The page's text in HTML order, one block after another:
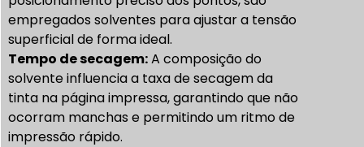
empregados solventes para ajustar a tensão
superficial de forma ideal.
Tempo de secagem:A composição do
solvente influencia a taxa de secagem da
tinta na página impressa, garantindo que não
ocorram manchas e permitindo um ritmo de
impressão rápido.